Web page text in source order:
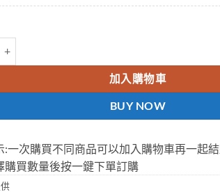
加入購物車
BUY NOW
:一次購買不同商品可以加入購物車再一起
購買數量後按一鍵下單訂購